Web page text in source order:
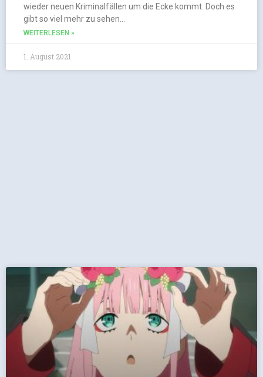
wieder neuen Kriminalfällen um die Ecke kommt. Doch es
gibt so viel mehr zu sehen…
WEITERLESEN »
1. August 2021